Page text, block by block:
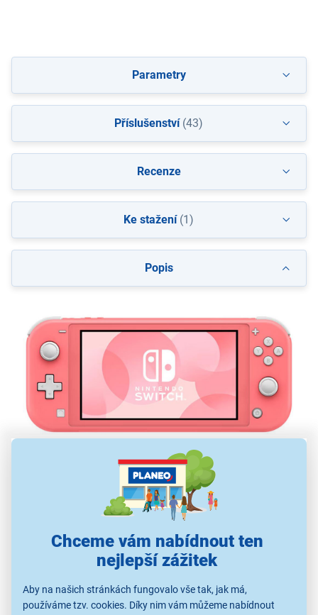
Chceme vám nabídnout ten
nejlepší zážitek
Aby na našich stránkách fungovalo vše tak, jak má,
používáme tzv. cookies. Díky nim vám můžeme nabídnout
Popis
Herní konzole Nintendo Switch Lite,
5,5" displej s rozlišením 1280 × 720
výdrž baterie až 7 hodin
32GB úložiště
podpora paměťové karty až 2 TB
Parametry
Příslušenství(43)
Recenze
Ke stažení(1)